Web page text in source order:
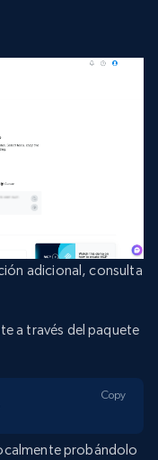
adicional, consulta
a través del paquete
Copy
probándolo